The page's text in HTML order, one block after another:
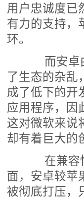
用户忠诚度已
有力的支持，
环。
而安卓由
了生态的杂乱
成了低下的开
应用程序，因
这对微软来说
却有着巨大的
在兼容性
面，安卓较苹
被彻底打压，